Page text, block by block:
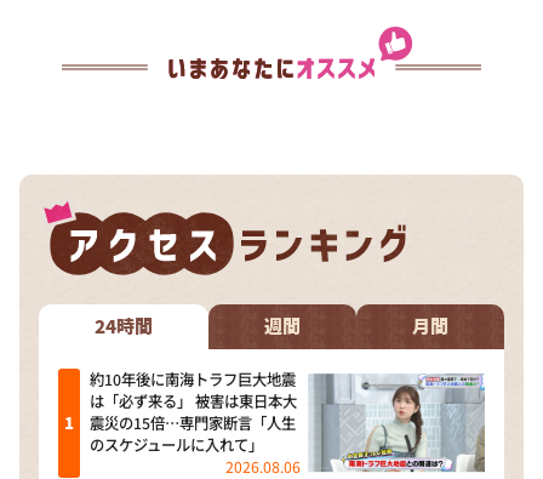
24時間 週間 月間
約10年後に南海トラフ巨大地震
は「必ず来る」 被害は東日本大
震災の15倍…専門家断言「人生
のスケジュールに入れて」
2026.08.06